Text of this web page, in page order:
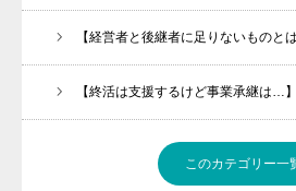
【経営者と後継者に足りないものと
【終活は支援するけど事業承継は…
このカテゴリー一
任せられる後継ぎを１年で
問活®（トイカツ）は魔
ご提供できるサー